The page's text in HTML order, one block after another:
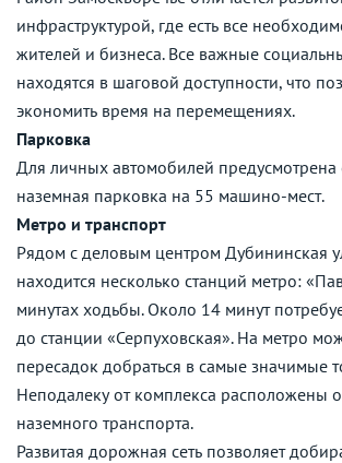
инфраструктурой, где есть все
жителей и бизнеса. Все важные
находятся в шаговой доступности, что
экономить время на перемещениях.
Парковка
Для личных автомобилей предусмотрена
наземная парковка на 55 машино-мест.
Метро и транспорт
Рядом с деловым центром Дубининская
находится несколько станций метро:
минутах ходьбы. Около 14 минут
до станции «Серпуховская». На метро
пересадок добраться в самые значимые
Неподалеку от комплекса расположены
наземного транспорта.
Развитая дорожная сеть позволяет